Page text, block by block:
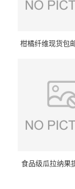
柑橘纤维现货包
食品级瓜拉纳果